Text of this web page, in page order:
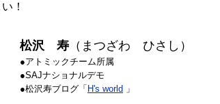
！
松沢 寿 （まつざわ ひさし）
●アトミックチーム所属
●SAJナショナルデモ
●松沢寿ブログ「 H's world 」